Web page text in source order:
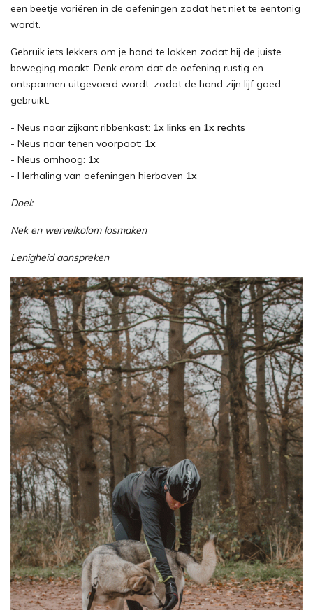
een beetje variëren in de oefeningen zodat het niet te eentonig
wordt.
Gebruik iets lekkers om je hond te lokken zodat hij de juiste
beweging maakt. Denk erom dat de oefening rustig en
ontspannen uitgevoerd wordt, zodat de hond zijn lijf goed
gebruikt.
- Neus naar zijkant ribbenkast: 1x links en 1x rechts
- Neus naar tenen voorpoot: 1x
- Neus omhoog: 1x
- Herhaling van oefeningen hierboven 1x
Doel:
Nek en wervelkolom losmaken
Lenigheid aanspreken